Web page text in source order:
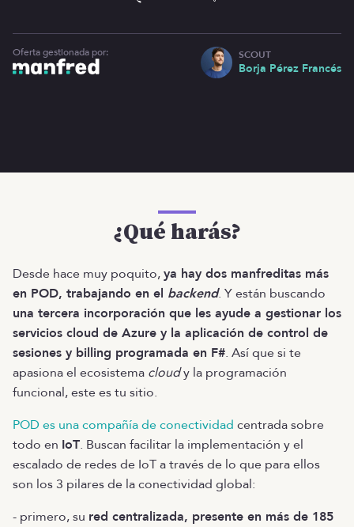
Oferta gestionada por: SCOUT
Borja Pérez Francés
¿Qué harás?
Desde hace muy poquito,ya hay dos manfreditas más
en POD, trabajando en el backend. Y están buscando
una tercera incorporación que les ayude a gestionar los
servicios cloud de Azure y la aplicación de control de
sesiones y billing programada en F#. Así que si te
apasiona el ecosistema cloudy la programación
funcional, este es tu sitio.
POD es una compañía de conectividad centrada sobre
todo en IoT. Buscan facilitar la implementación y el
escalado de redes de IoT a través de lo que para ellos
son los 3 pilares de la conectividad global:
- primero, su red centralizada, presente en más de 185